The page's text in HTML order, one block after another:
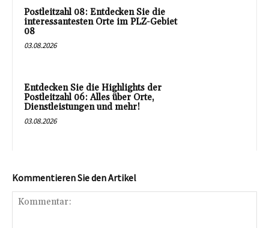
Postleitzahl 08: Entdecken Sie die
interessantesten Orte im PLZ-Gebiet
08
03.08.2026
Entdecken Sie die Highlights der
Postleitzahl 06: Alles über Orte,
Dienstleistungen und mehr!
03.08.2026
Kommentieren Sie den Artikel